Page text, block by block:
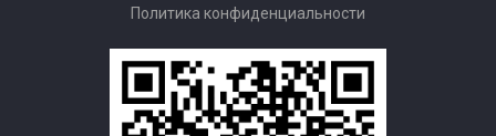
Политика конфиденциальности